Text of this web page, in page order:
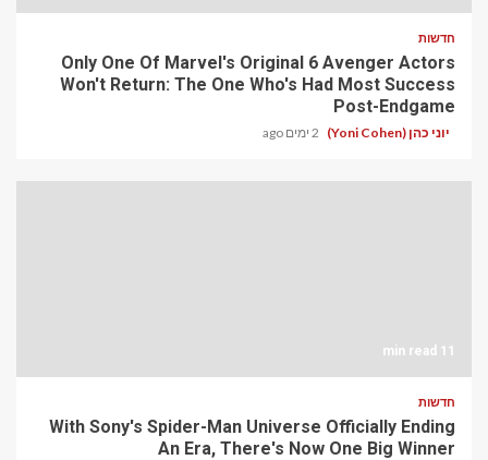
חדשות
Only One Of Marvel's Original 6 Avenger Actors
Won't Return: The One Who's Had Most Success
Post-Endgame
יוני כהן (Yoni Cohen) 2 ימים ago
11 min read
חדשות
With Sony's Spider-Man Universe Officially Ending
An Era, There's Now One Big Winner